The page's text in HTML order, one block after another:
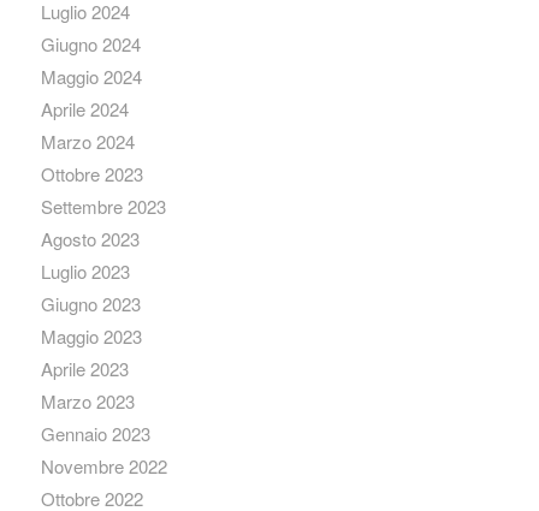
Luglio 2024
Giugno 2024
Maggio 2024
Aprile 2024
Marzo 2024
Ottobre 2023
Settembre 2023
Agosto 2023
Luglio 2023
Giugno 2023
Maggio 2023
Aprile 2023
Marzo 2023
Gennaio 2023
Novembre 2022
Ottobre 2022